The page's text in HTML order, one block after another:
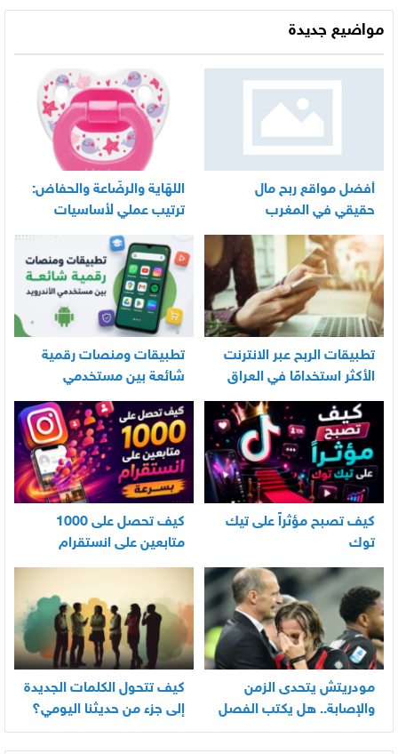
مواضيع جديدة
أفضل مواقع ربح مال
حقيقي في المغرب
اللهّاية والرضّاعة والحفاض:
ترتيب عملي لأساسيات
العناية اليومية بالرضيع
تطبيقات الربح عبر الانترنت
الأكثر استخدامًا في العراق
تطبيقات ومنصات رقمية
شائعة بين مستخدمي
الأندرويد
كيف تصبح مؤثراً على تيك
توك
كيف تحصل على 1000
متابعين على انستقرام
بسرعة
مودريتش يتحدى الزمن
والإصابة.. هل يكتب الفصل
الأخير في أسطورته
كيف تتحول الكلمات الجديدة
إلى جزء من حديثنا اليومي؟